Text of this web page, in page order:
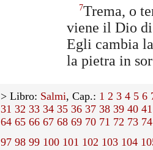
7Trema, o
viene il Dio
Egli cambia
la pietra in
> Libro: Salmi, Cap.: 1 2 3 4 5 6
31 32 33 34 35 36 37 38 39 40 41
64 65 66 67 68 69 70 71 72 73 74
97 98 99 100 101 102 103 104